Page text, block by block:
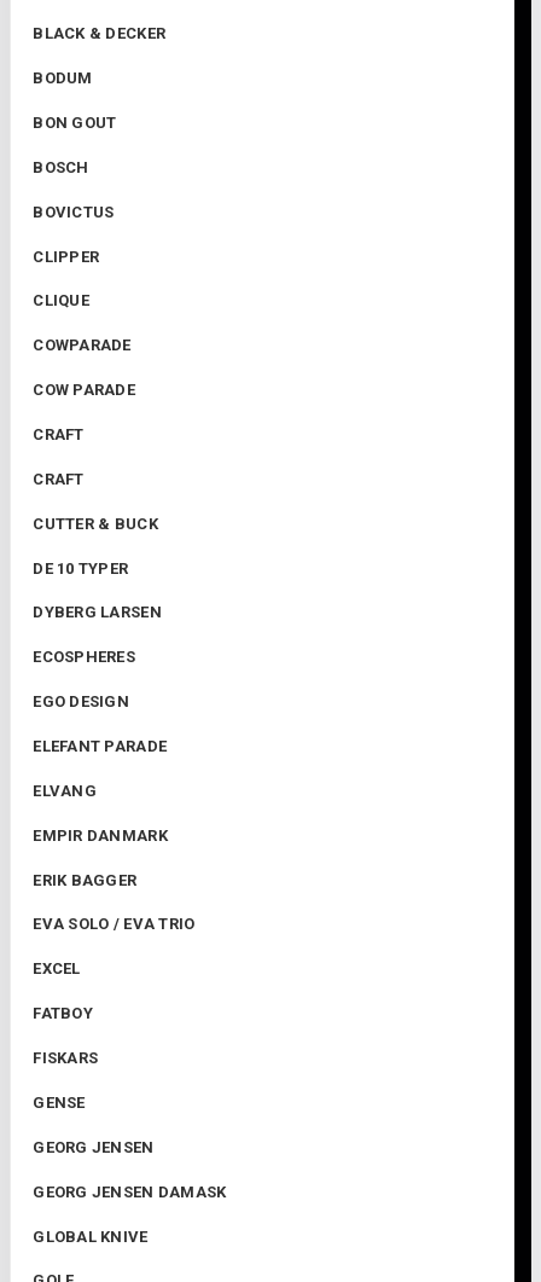
BLACK & DECKER
BODUM
BON GOUT
BOSCH
BOVICTUS
CLIPPER
CLIQUE
COWPARADE
COW PARADE
CRAFT
CRAFT
CUTTER & BUCK
DE 10 TYPER
DYBERG LARSEN
ECOSPHERES
EGO DESIGN
ELEFANT PARADE
ELVANG
EMPIR DANMARK
ERIK BAGGER
EVA SOLO / EVA TRIO
EXCEL
FATBOY
FISKARS
GENSE
GEORG JENSEN
GEORG JENSEN DAMASK
GLOBAL KNIVE